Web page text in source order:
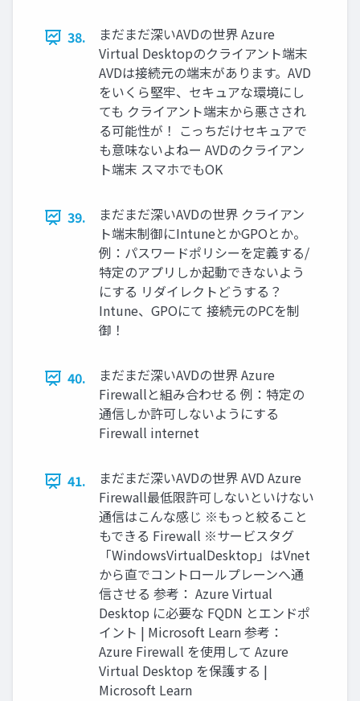
38.
まだまだ深いAVDの世界 Azure
Virtual Desktopのクライアント端末
AVDは接続元の端末があります。AVD
をいくら堅牢、セキュアな環境にし
ても クライアント端末から悪さされ
る可能性が！ こっちだけセキュアで
も意味ないよねー AVDのクライアン
ト端末 スマホでもOK
39.
まだまだ深いAVDの世界 クライアン
ト端末制御にIntuneとかGPOとか。
例：パスワードポリシーを定義する/
特定のアプリしか起動できないよう
にする リダイレクトどうする？
Intune、GPOにて 接続元のPCを制
御！
40.
まだまだ深いAVDの世界 Azure
Firewallと組み合わせる 例：特定の
通信しか許可しないようにする
Firewall internet
41.
まだまだ深いAVDの世界 AVD Azure
Firewall​ 最低限許可しないといけない
通信はこんな感じ ※もっと絞ること
もできる Firewall ※サービスタグ
「WindowsVirtualDesktop」はVnet
から直でコントロールプレーンへ通
信させる 参考： Azure Virtual
Desktop に必要な FQDN とエンドポ
イント | Microsoft Learn 参考：
Azure Firewall を使用して Azure
Virtual Desktop を保護する |
Microsoft Learn